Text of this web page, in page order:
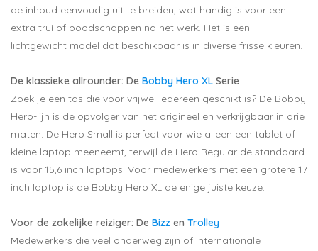
de inhoud eenvoudig uit te breiden, wat handig is voor een
extra trui of boodschappen na het werk. Het is een
lichtgewicht model dat beschikbaar is in diverse frisse kleuren.
De klassieke allrounder: De Bobby Hero XL Serie
Zoek je een tas die voor vrijwel iedereen geschikt is? De Bobby
Hero-lijn is de opvolger van het origineel en verkrijgbaar in drie
maten. De Hero Small is perfect voor wie alleen een tablet of
kleine laptop meeneemt, terwijl de Hero Regular de standaard
is voor 15,6 inch laptops. Voor medewerkers met een grotere 17
inch laptop is de Bobby Hero XL de enige juiste keuze.
Voor de zakelijke reiziger: De Bizz en Trolley
Medewerkers die veel onderweg zijn of internationale